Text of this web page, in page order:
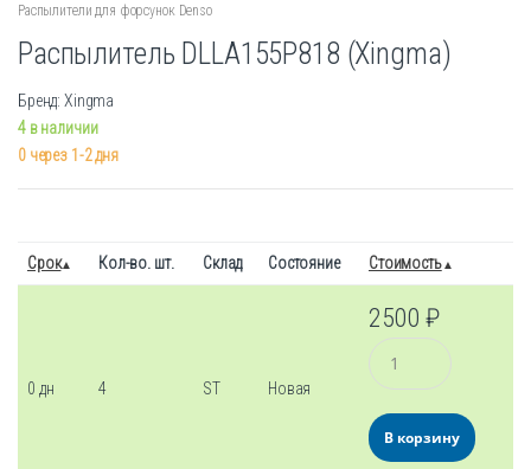
Распылители для форсунок Denso
Распылитель DLLA155P818 (Xingma)
Бренд: Xingma
4 в наличии
0 через 1-2 дня
Срок Кол-во. шт. Склад Состояние Стоимость
0 дн 4 ST Новая
2500₽
Количество
В корзину